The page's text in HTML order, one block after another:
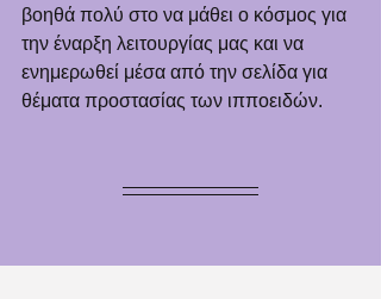
βοηθά πολύ στο να μάθει ο κόσμος για
την έναρξη λειτουργίας μας και να
ενημερωθεί μέσα από την σελίδα για
θέματα προστασίας των ιπποειδών.